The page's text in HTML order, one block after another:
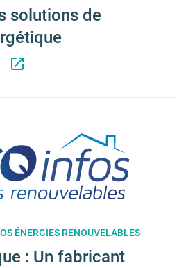
solutions de
ÉNERGIES RENOUVELABLES
: Un fabricant